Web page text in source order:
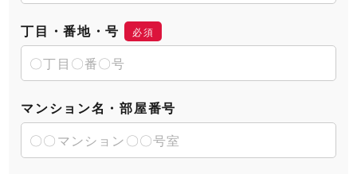
丁目・番地・号 必須
マンション名・部屋番号